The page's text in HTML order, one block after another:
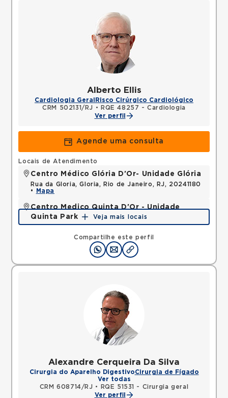
Alberto Ellis
Cardiologia Geral Risco Cirúrgico Cardiológico
CRM 502131/RJ •
RQE 48257 - Cardiologia
Ver perfil
Agende uma consulta
Compartilhe este perfil
Locais de Atendimento
Centro Médico Glória D'Or- Unidade Glória
Rua da Gloria, Gloria, Rio de Janeiro, RJ, 20241180
•
Mapa
Centro Medico Quinta D'Or - Unidade
Quinta Park
Rua Almirante Baltazar, Sao Cristovao, Rio de
Janeiro, RJ, 20941150 •
Mapa
Veja mais locais
Alexandre Cerqueira Da Silva
Cirurgia do Aparelho DigestivoCirurgia de Fígado
Ver todas
CRM 608714/RJ •
RQE 51531 - Cirurgia geral
Ver perfil